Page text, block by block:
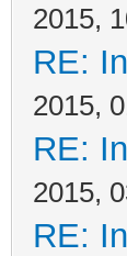
2015,
RE:
2015,
RE:
2015,
RE: